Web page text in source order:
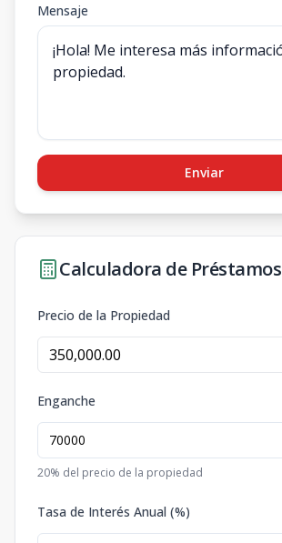
Mensaje
Enviar
Calculadora de Préstamos
Precio de la Propiedad
Enganche
20% del precio de la propiedad
Tasa de Interés Anual (%)